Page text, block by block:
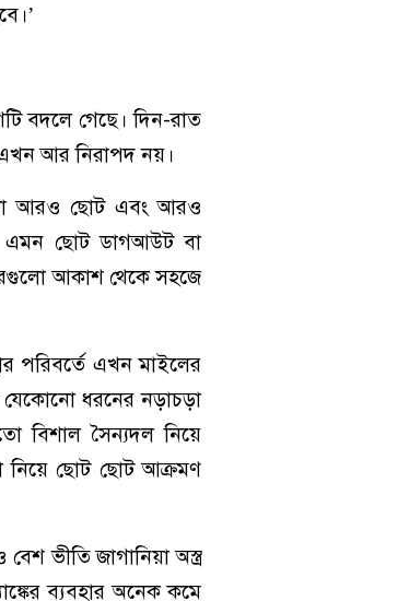
বদলে গেছে। দিন-রাত
এখন আর নিরাপদ নয়।
আরও ছোট এবং আরও
এমন ছোট ডাগআউট বা
আকাশ থেকে সহজে
পরিবর্তে এখন মাইলের
ধরনের নড়াচড়া
বিশাল সৈন্যদল নিয়ে
নিয়ে ছোট ছোট আক্রমণ
ভীতি জাগানিয়া অস্ত্র
ব্যবহার অনেক কমে